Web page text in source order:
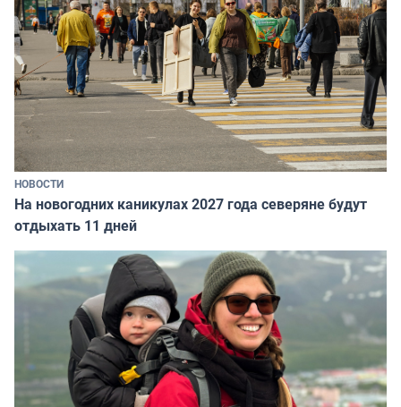
НОВОСТИ
На новогодних каникулах 2027 года северяне будут
отдыхать 11 дней